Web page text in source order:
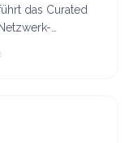
das Curated